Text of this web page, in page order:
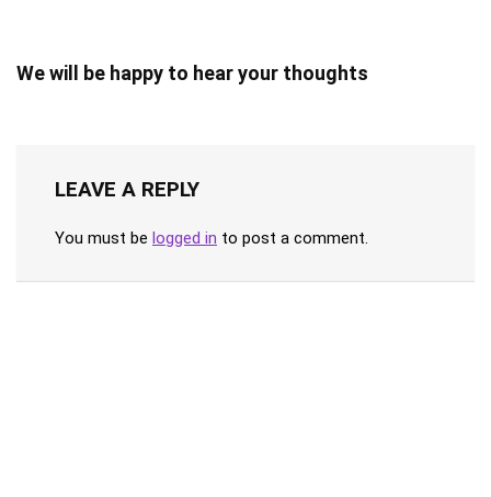
We will be happy to hear your thoughts
LEAVE A REPLY
You must be logged in to post a comment.